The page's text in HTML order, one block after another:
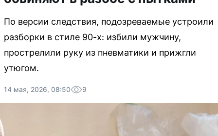
По версии следствия, подозреваемые устроили
разборки в стиле 90-х: избили мужчину,
прострелили руку из пневматики и прижгли
утюгом.
14 мая, 2026, 08:50 9